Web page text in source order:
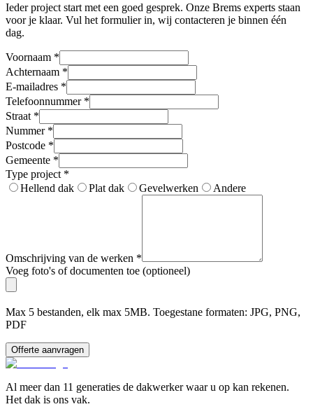
Ieder project start met een goed gesprek. Onze Brems experts staan
voor je klaar. Vul het formulier in, wij contacteren je binnen één
dag.
Voornaam *
Achternaam *
E-mailadres *
Telefoonnummer *
Straat *
Nummer *
Postcode *
Gemeente *
Type project *
Hellend dak
Plat dak Gevelwerken Andere
Omschrijving van de werken *
Voeg foto's of documenten toe (optioneel)
Max 5 bestanden, elk max 5MB. Toegestane formaten: JPG, PNG,
PDF
Offerte aanvragen
Al meer dan 11 generaties de dakwerker waar u op kan rekenen.
Het dak is ons vak.